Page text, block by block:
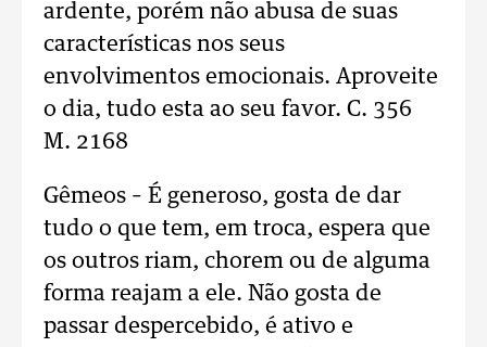
ardente, porém não abusa de suas
características nos seus
envolvimentos emocionais. Aproveite
o dia, tudo esta ao seu favor. C. 356
M. 2168
Gêmeos – É generoso, gosta de dar
tudo o que tem, em troca, espera que
os outros riam, chorem ou de alguma
forma reajam a ele. Não gosta de
passar despercebido, é ativo e